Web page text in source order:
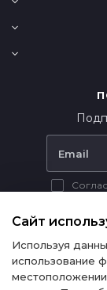
информационный
публичной офертой в
Сайт
Используя
использование